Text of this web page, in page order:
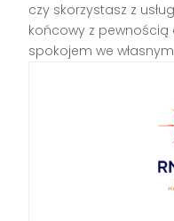
czy skorzystasz z
końcowy z pewnością
spokojem we